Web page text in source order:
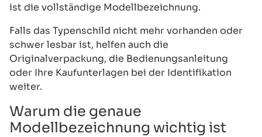
ist die vollständige Modellbezeichnung.
Falls das Typenschild nicht mehr vorhanden oder
schwer lesbar ist, helfen auch die
Originalverpackung, die Bedienungsanleitung
oder Ihre Kaufunterlagen bei der Identifikation
weiter.
Warum die genaue
Modellbezeichnung wichtig ist